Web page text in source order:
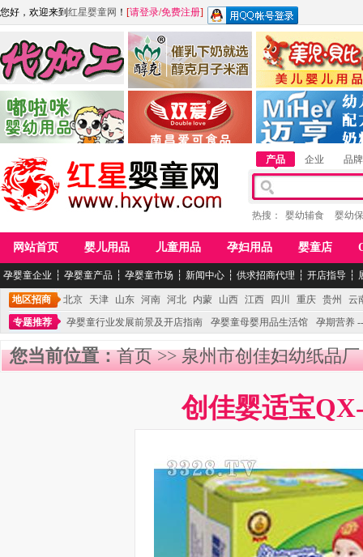
您好，欢迎来到 红星婴童网 ！ [请登录/免费注册]
江西麦嘟嘟食品有限公司
青岛嘟啦咪婴幼儿用品公司
江西醇之客月子米酒 惠州市美儿婴儿用品
湖南迈亨母婴用品有限
产品 企业 品牌
热搜： 婴幼辅食 婴幼
网站首页 婴儿用品 儿童用品 孕妇用品 婴童店
孕婴童企业 ┆ 孕婴童产品 ┆ 孕婴童市场 ┆ 新闻中心 ┆ 供求招商代理 ┆ 开店指导 ┆
地区招商 北京 天津 山东 河南 河北 内蒙 山西 江西 四川 重庆 贵州
云
专题推荐
孕婴童行业发展前景及开店指南 孕婴童母婴用品生活馆 孕期营养
您当前位置：首页>>泉州市创佳妇幼纸品厂
创佳婴适宝